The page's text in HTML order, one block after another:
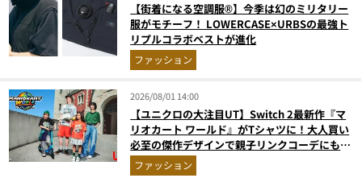
【街着になる空調服®】今季は幻のミリタリー
服がモチーフ！ LOWERCASE×URBSの最強ト
リプルコラボベストが進化
ファッション
2026/08/01 14:00
【ユニクロの大注目UT】Switch 2最新作『マ
リオカート ワールド』がTシャツに！大人買い
必至の傑作デザインで親子リンクコーデにも最
適ファッション